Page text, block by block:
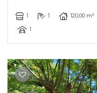
1 1 120,00 m²
1